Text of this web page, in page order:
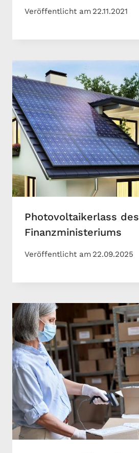
Veröffentlicht am 22.11.2021
Photovoltaikerlass des
Finanzministeriums
Veröffentlicht am 22.09.2025